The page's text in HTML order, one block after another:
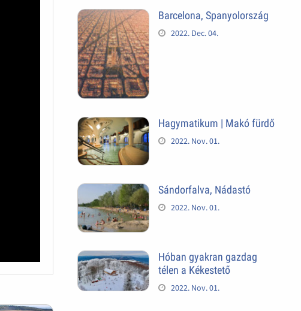
Barcelona, Spanyolország
2022. Dec. 04.
Hagymatikum | Makó fürdő
2022. Nov. 01.
Sándorfalva, Nádastó
2022. Nov. 01.
Hóban gyakran gazdag
télen a Kékestető
2022. Nov. 01.